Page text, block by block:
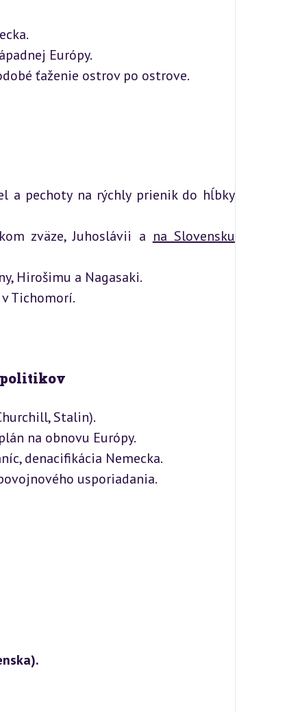
Európy.
ťaženie ostrov po ostrove.
a pechoty na rýchly prienik do hĺbky
zväze, Juhoslávii a na Slovensku
Hirošimu a Nagasaki.
Tichomorí.
politikov
Stalin).
na obnovu Európy.
denacifikácia Nemecka.
usporiadania.